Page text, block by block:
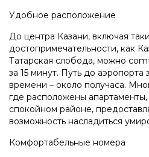
Удобное расположение
До центра Казани, включая
достопримечательности, как
Татарская слобода, можно
за 15 минут. Путь до аэропорта
времени – около получаса.
где расположены
спокойном районе,
возможность насладиться
Комфортабельные номера